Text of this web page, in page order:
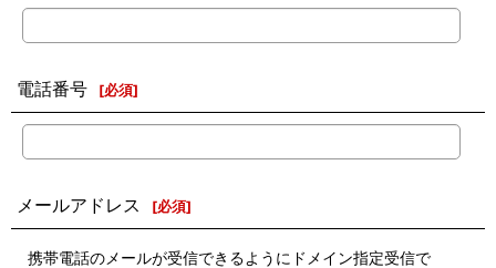
電話番号 [必須]
メールアドレス [必須]
携帯電話のメールが受信できるようにドメイン指定受信で